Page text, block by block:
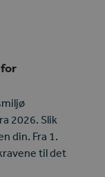
2026. Slik
din. Fra 1.
til det